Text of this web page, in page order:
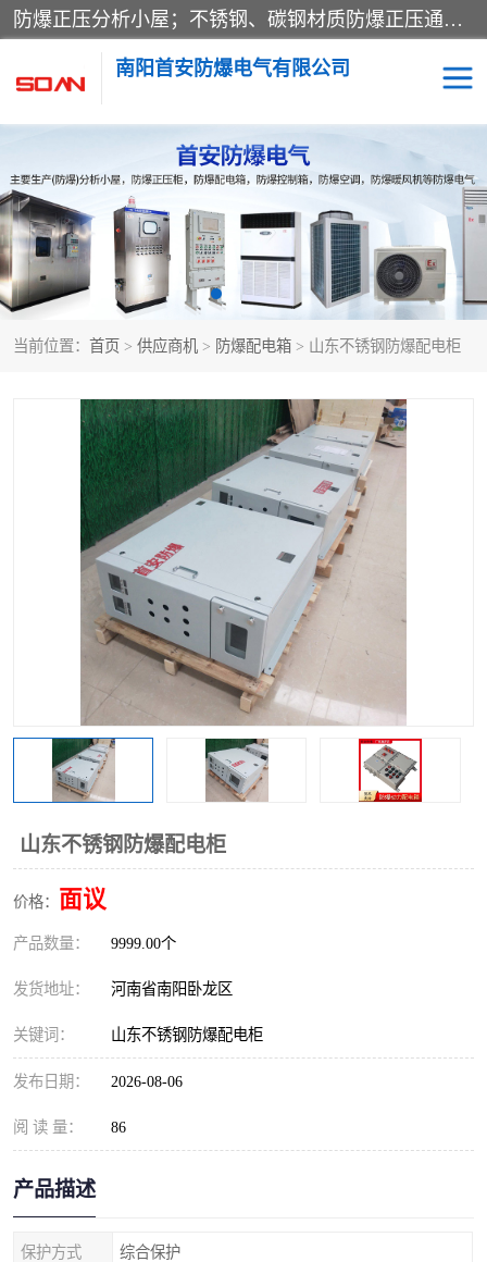
防爆正压分析小屋；不锈钢、碳钢材质防爆正压通风柜，分上下、左右、外挂三种款式；立式、挂式防爆配电柜体；不锈钢、碳钢防爆变频、磁力、星三角启动器；不锈钢、碳钢、铸铝防爆控制箱柜；可操作按键、多块式防爆仪表箱；多材质防爆接线箱；台式防爆电脑、防爆监视器。产品适配石油、化工、煤炭、电力、纺织、酿酒、航天、铁路、冶金、船舶、消防、市政等多行业工况使用。
南阳首安防爆电气有限公司
当前位置： 首页 > 供应商机 > 防爆配电箱 > 山东不锈钢防爆配电柜
山东不锈钢防爆配电柜
价格： 面议
产品数量： 9999.00个
发货地址： 河南省南阳卧龙区
关键词： 山东不锈钢防爆配电柜
发布日期： 2026-08-06
阅 读 量： 86
产品描述
保护方式 综合保护
防爆小屋 防爆正压柜
防爆空调 防爆配电箱
防爆控制箱 防爆接线箱
防爆操作柱 防爆监视显示器
防爆检修箱 防爆暖风机